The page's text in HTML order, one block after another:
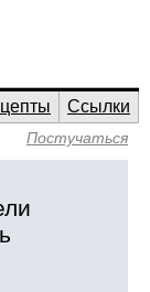
Ссылки
Постучаться